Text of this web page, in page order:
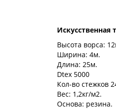
Искусственная
Высота ворса:
Ширина: 4м.
Длина: 25м.
Dtex 5000
Кол-во стежков
Вес: 1,2кг/м2.
Основа: резина.